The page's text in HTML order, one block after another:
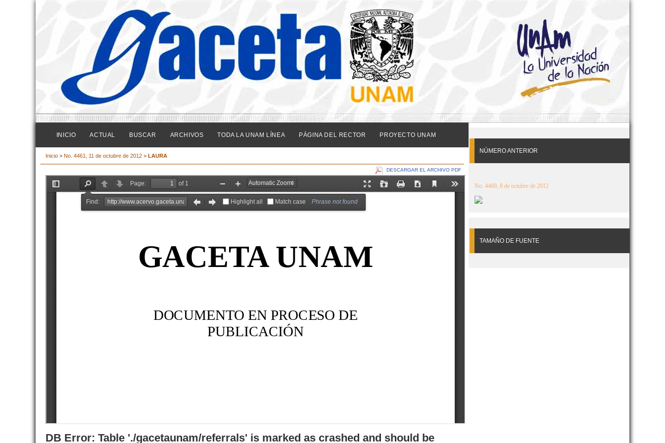
NÚMERO ANTERIOR
No. 4460, 8 de octubre de 2012
TAMAÑO DE FUENTE
INICIO ACTUAL BUSCAR ARCHIVOS TODA LA UNAM LÍNEA PÁGINA DEL RECTOR PROYECTO UNAM
Inicio > No. 4461, 11 de octubre de 2012 > LAURA
DESCARGAR EL ARCHIVO PDF
DB Error: Table './gacetaunam/referrals' is marked as crashed and should be